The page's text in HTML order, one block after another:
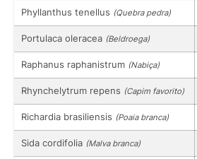
Phyllanthus tenellus (Quebra pedra)
Portulaca oleracea (Beldroega)
Raphanus raphanistrum (Nabiça)
Rhynchelytrum repens (Capim favorito)
Richardia brasiliensis (Poaia branca)
Sida cordifolia (Malva branca)